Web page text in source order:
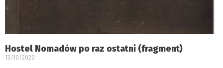
Hostel Nomadów po raz ostatni (fragment)
13/10/2020